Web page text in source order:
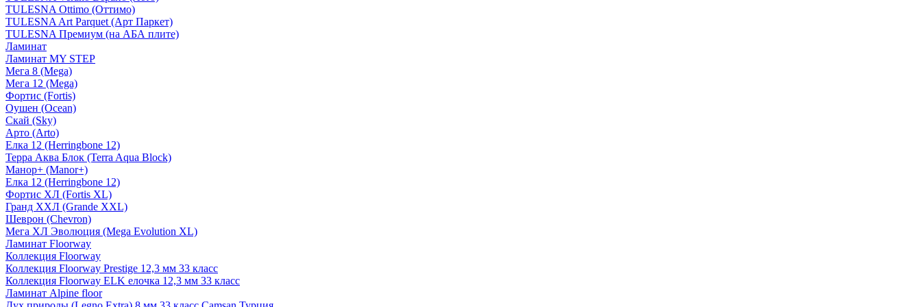
TULESNA Ottimo (Оттимо)
TULESNA Art Parquet (Арт Паркет)
TULESNA Премиум (на АБА плите)
Ламинат
Ламинат MY STEP
Мега 8 (Mega)
Мега 12 (Mega)
Фортис (Fortis)
Оушен (Ocean)
Скай (Sky)
Арто (Arto)
Елка 12 (Herringbone 12)
Терра Аква Блок (Terra Aqua Block)
Манор+ (Manor+)
Елка 12 (Herringbone 12)
Фортис ХЛ (Fortis XL)
Гранд ХХЛ (Grande XXL)
Шеврон (Chevron)
Мега ХЛ Эволюция (Mega Evolution XL)
Ламинат Floorway
Коллекция Floorway
Коллекция Floorway Prestige 12,3 мм 33 класс
Коллекция Floorway ELK елочка 12,3 мм 33 класс
Ламинат Alpine floor